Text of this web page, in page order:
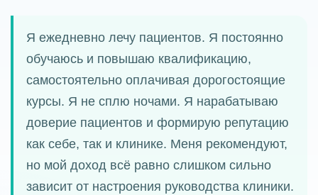
Я ежедневно лечу пациентов. Я постоянно
обучаюсь и повышаю квалификацию,
самостоятельно оплачивая дорогостоящие
курсы. Я не сплю ночами. Я нарабатываю
доверие пациентов и формирую репутацию
как себе, так и клинике. Меня рекомендуют,
но мой доход всё равно слишком сильно
зависит от настроения руководства клиники.